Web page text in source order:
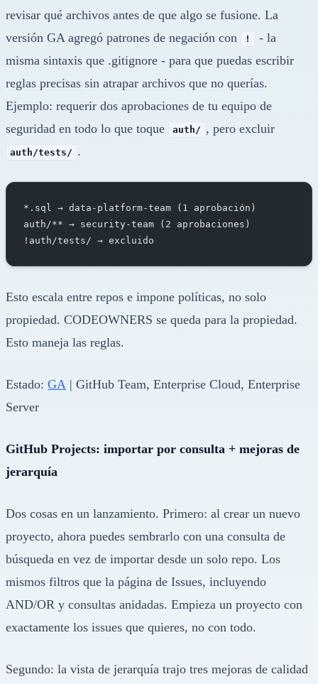
revisar qué archivos antes de que algo se fusione. La
versión GA agregó patrones de negación con
!
- la
misma sintaxis que .gitignore - para que puedas escribir
reglas precisas sin atrapar archivos que no querías.
Ejemplo: requerir dos aprobaciones de tu equipo de
seguridad en todo lo que toque
auth/ , pero excluir
auth/tests/ .
*.sql → data-platform-team (1 aprobación)
auth/** → security-team (2 aprobaciones)
!auth/tests/ → excluido
Esto escala entre repos e impone políticas, no solo
propiedad. CODEOWNERS se queda para la propiedad.
Esto maneja las reglas.
Estado: GA | GitHub Team, Enterprise Cloud, Enterprise
Server
GitHub Projects: importar por consulta + mejoras de
jerarquía
Dos cosas en un lanzamiento. Primero: al crear un nuevo
proyecto, ahora puedes sembrarlo con una consulta de
búsqueda en vez de importar desde un solo repo. Los
mismos filtros que la página de Issues, incluyendo
AND/OR y consultas anidadas. Empieza un proyecto con
exactamente los issues que quieres, no con todo.
Segundo: la vista de jerarquía trajo tres mejoras de calidad